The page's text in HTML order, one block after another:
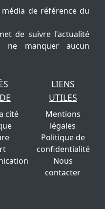
de référence du
de suivre l'actualité
manquer aucun
cité
LIENS
UTILES
Mentions
légales
Politique de
confidentialité
Nous
contacter